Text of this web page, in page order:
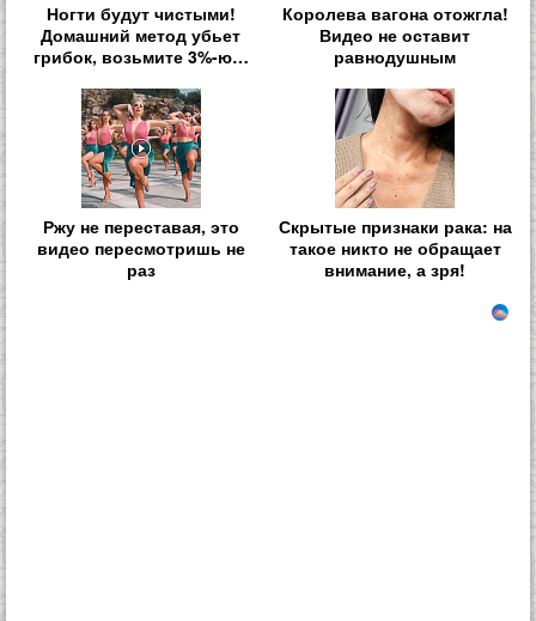
Ногти будут чистыми!
Домашний метод убьет
грибок, возьмите 3%-ю…
Королева вагона отожгла!
Видео не оставит
равнодушным
Ржу не переставая, это
видео пересмотришь не
раз
Скрытые признаки рака: на
такое никто не обращает
внимание, а зря!